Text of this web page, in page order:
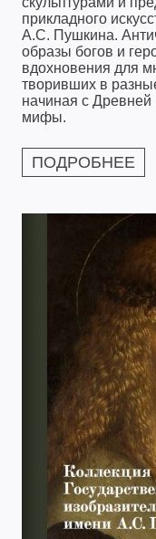
прикладного
А.С. Пушкина.
образы богов и
вдохновения для
творивших в
начиная с Древней
мифы.
ПОДРОБНЕЕ